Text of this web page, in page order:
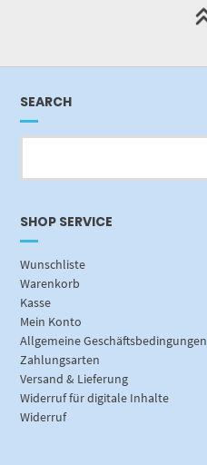
SEARCH
SHOP SERVICE
Wunschliste
Warenkorb
Kasse
Mein Konto
Allgemeine Geschäftsbedingungen
Zahlungsarten
Versand & Lieferung
Widerruf für digitale Inhalte
Widerruf